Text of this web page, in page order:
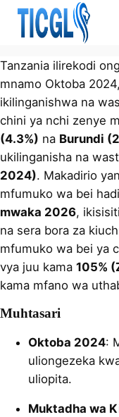
Tanzania ilirekodi
mnamo Oktoba
ikilinganishwa na
chini ya nchi zenye
(4.3%) na Burundi
ukilinganisha na
2024). Makadirio
mfumuko wa bei
mwaka 2026,
na sera bora za
mfumuko wa bei ya
vya juu kama 105%
kama mfano wa
Muhtasari
Oktoba 2024:
uliongezeka
uliopita.
Muktadha wa